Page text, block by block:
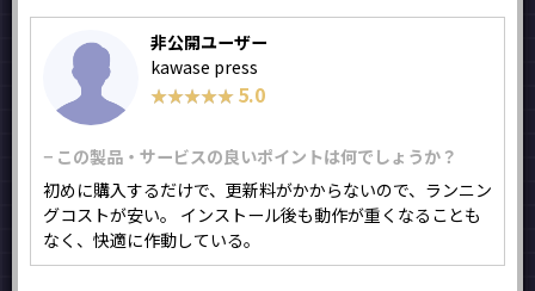
非公開ユーザー
kawase press
★★★★★
★★★★★ 5.0
− この製品・サービスの良いポイントは何でしょうか？
初めに購入するだけで、更新料がかからないので、ランニン
グコストが安い。 インストール後も動作が重くなることも
なく、快適に作動している。